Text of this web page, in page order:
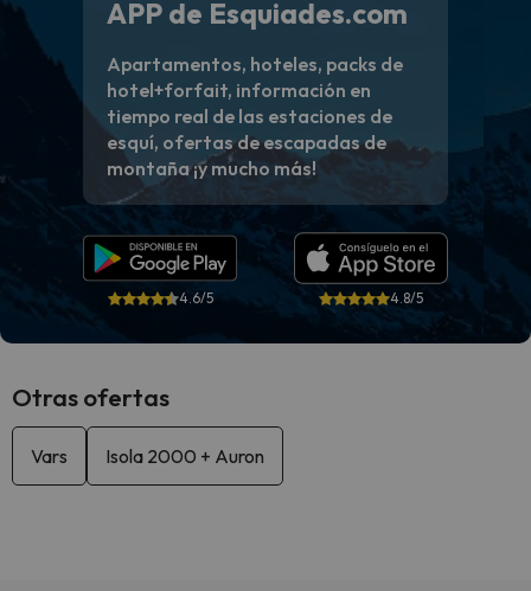
APP de Esquiades.com
Apartamentos, hoteles, packs de
hotel+forfait, información en
tiempo real de las estaciones de
esquí, ofertas de escapadas de
montaña ¡y mucho más!
4.6/5 4.8/5
Otras ofertas
Vars Isola 2000 + Auron